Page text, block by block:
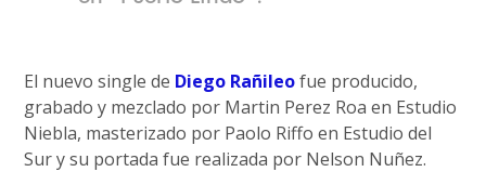
El nuevo single de Diego Rañileofue producido,
grabado y mezclado por Martin Perez Roa en Estudio
Niebla, masterizado por Paolo Riffo en Estudio del
Sur y su portada fue realizada por Nelson Nuñez.